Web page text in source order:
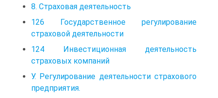
8. Страховая деятельность
126 Государственное регулирование
страховой деятельности
124 Инвестиционная деятельность
страховых компаний
У. Регулирование деятельности страхового
предприятия.